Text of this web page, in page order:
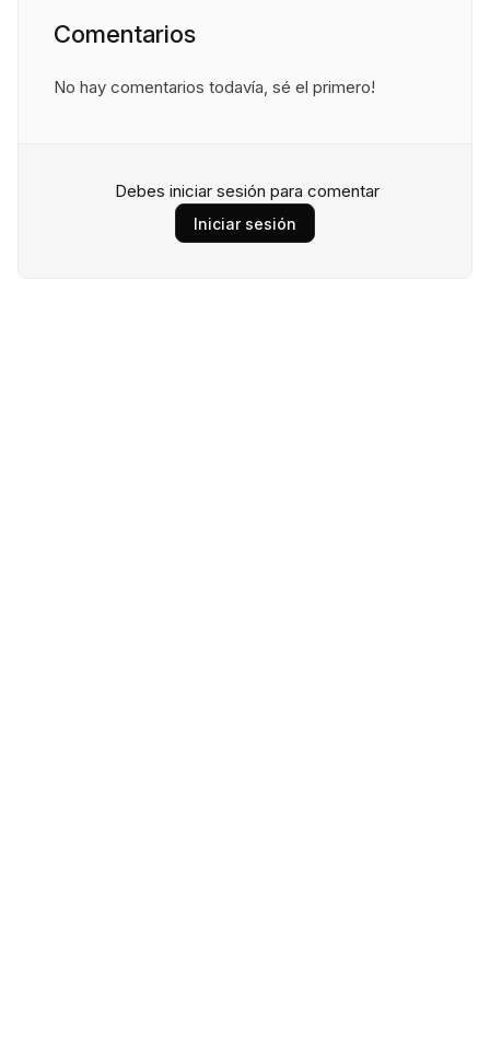
Comentarios
No hay comentarios todavía, sé el primero!
Debes iniciar sesión para comentar
Iniciar sesión